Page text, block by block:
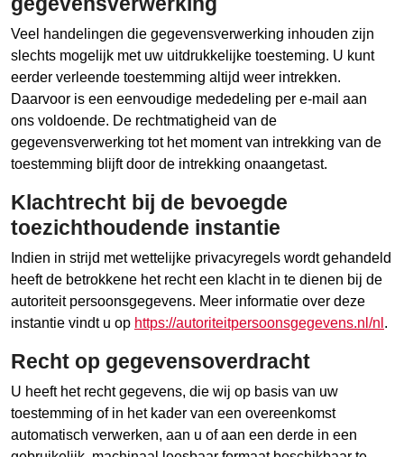
Veel handelingen die gegevensverwerking inhouden zijn
slechts mogelijk met uw uitdrukkelijke toesteming. U kunt
eerder verleende toestemming altijd weer intrekken.
Daarvoor is een eenvoudige mededeling per e-mail aan
ons voldoende. De rechtmatigheid van de
gegevensverwerking tot het moment van intrekking van de
toestemming blijft door de intrekking onaangetast.
Klachtrecht bij de bevoegde
toezichthoudende instantie
Indien in strijd met wettelijke privacyregels wordt gehandeld
heeft de betrokkene het recht een klacht in te dienen bij de
autoriteit persoonsgegevens. Meer informatie over deze
instantie vindt u op https://autoriteitpersoonsgegevens.nl/nl .
Recht op gegevensoverdracht
U heeft het recht gegevens, die wij op basis van uw
toestemming of in het kader van een overeenkomst
automatisch verwerken, aan u of aan een derde in een